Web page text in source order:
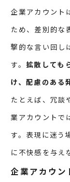
企業アカウント
ため、差別的な
撃的な言い回し
す。 拡散しても
け、配慮のある
たとえば、冗談
業アカウントで
す。表現に迷う
に不快感を与え
企業アカウン